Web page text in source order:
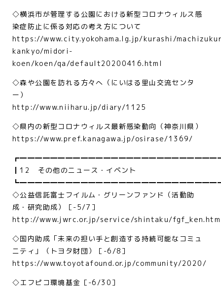
◇横浜市が管理する公園における新型コロナウィルス感
染症防止に係る対応の考え方について
https://www.city.yokohama.lg.jp/kurashi/
kankyo/midori-
koen/koen/qa/default20200416.html
◇森や公園を訪れる方々へ（にいはる里山交流センタ
ー）
http://www.niiharu.jp/diary/1125
◇県内の新型コロナウィルス最新感染動向（神奈川県）
https://www.pref.kanagawa.jp/osirase/1369/
┃12 その他のニュース・イベント
◇公益信託富士フイルム・グリーンファンド（活動助
成・研究助成）［-5/7］
http://www.jwrc.or.jp/service/shintaku/fgf_ken.htm
◇国内助成「未来の担い手と創造する持続可能なコミュ
ニティ」（トヨタ財団）［-6/8］
https://www.toyotafound.or.jp/community/2020/
◇エフピコ環境基金［-6/30］